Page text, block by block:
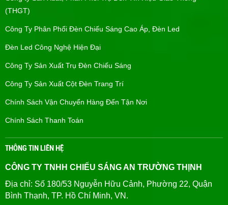
(THGT)
Công Ty Phân Phối Đèn Chiếu Sáng Cao Áp, Đèn Led
Đèn Led Công Nghệ Hiện Đại
Công Ty Sản Xuất Trụ Đèn Chiếu Sáng
Công Ty Sản Xuất Cột Đèn Trang Trí
Chính Sách Vận Chuyển Hàng Đến Tận Nơi
Chính Sách Thanh Toán
THÔNG TIN LIÊN HỆ
CÔNG TY TNHH CHIẾU SÁNG AN TRƯỜNG THỊNH
Địa chỉ: Số 180/53 Nguyễn Hữu Cảnh, Phường 22, Quận
Bình Thạnh, TP. Hồ Chí Minh, VN.